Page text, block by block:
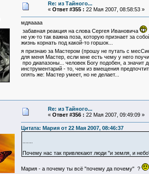
Re: из Тайного...
« Ответ #355 : 22 Мая 2007, 08:58:53 »
мдяаааа
забавная реакция на слова Сергея Ивановича
не уж-то так важна поза, которую признает за
жизнь корнать под какой-то горшок...
я признаю за Мастером (прошу не путать с
для меня Мастер, если мне есть чему у него
про диапазоны... человек Богу подобен, а
инструментарий - то, чем из вмещения
опять же: Мастер умеет, но не делает...
Re: из Тайного...
« Ответ #356 : 22 Мая 2007, 09:49:09 »
Цитата: Мария от 22 Мая 2007, 08:46:37
Почему нас так привлекают люди "и земля, и
Мария - а почему ты всё "почему да почему" ?